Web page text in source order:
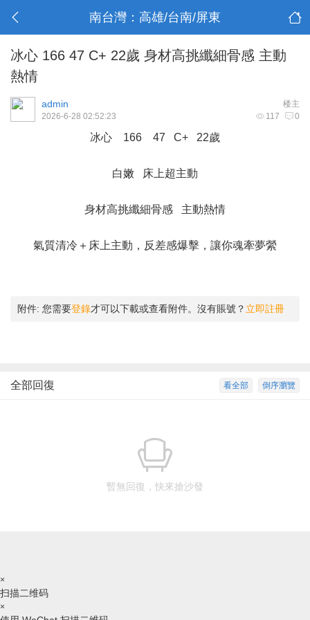
南台灣：高雄/台南/屏東
冰心 166 47 C+ 22歲 身材高挑纖細骨感 主動
熱情
楼主
admin
117 0
2026-6-28 02:52:23
冰心 166 47 C+ 22歲
白嫩 床上超主動
身材高挑纖細骨感 主動熱情
氣質清冷＋床上主動，反差感爆擊，讓你魂牽夢縈
附件: 您需要登錄才可以下載或查看附件。沒有賬號？ 立即註冊
倒序瀏覽
看全部
全部回復
暫無回復，快來搶沙發
×
扫描二维码
×